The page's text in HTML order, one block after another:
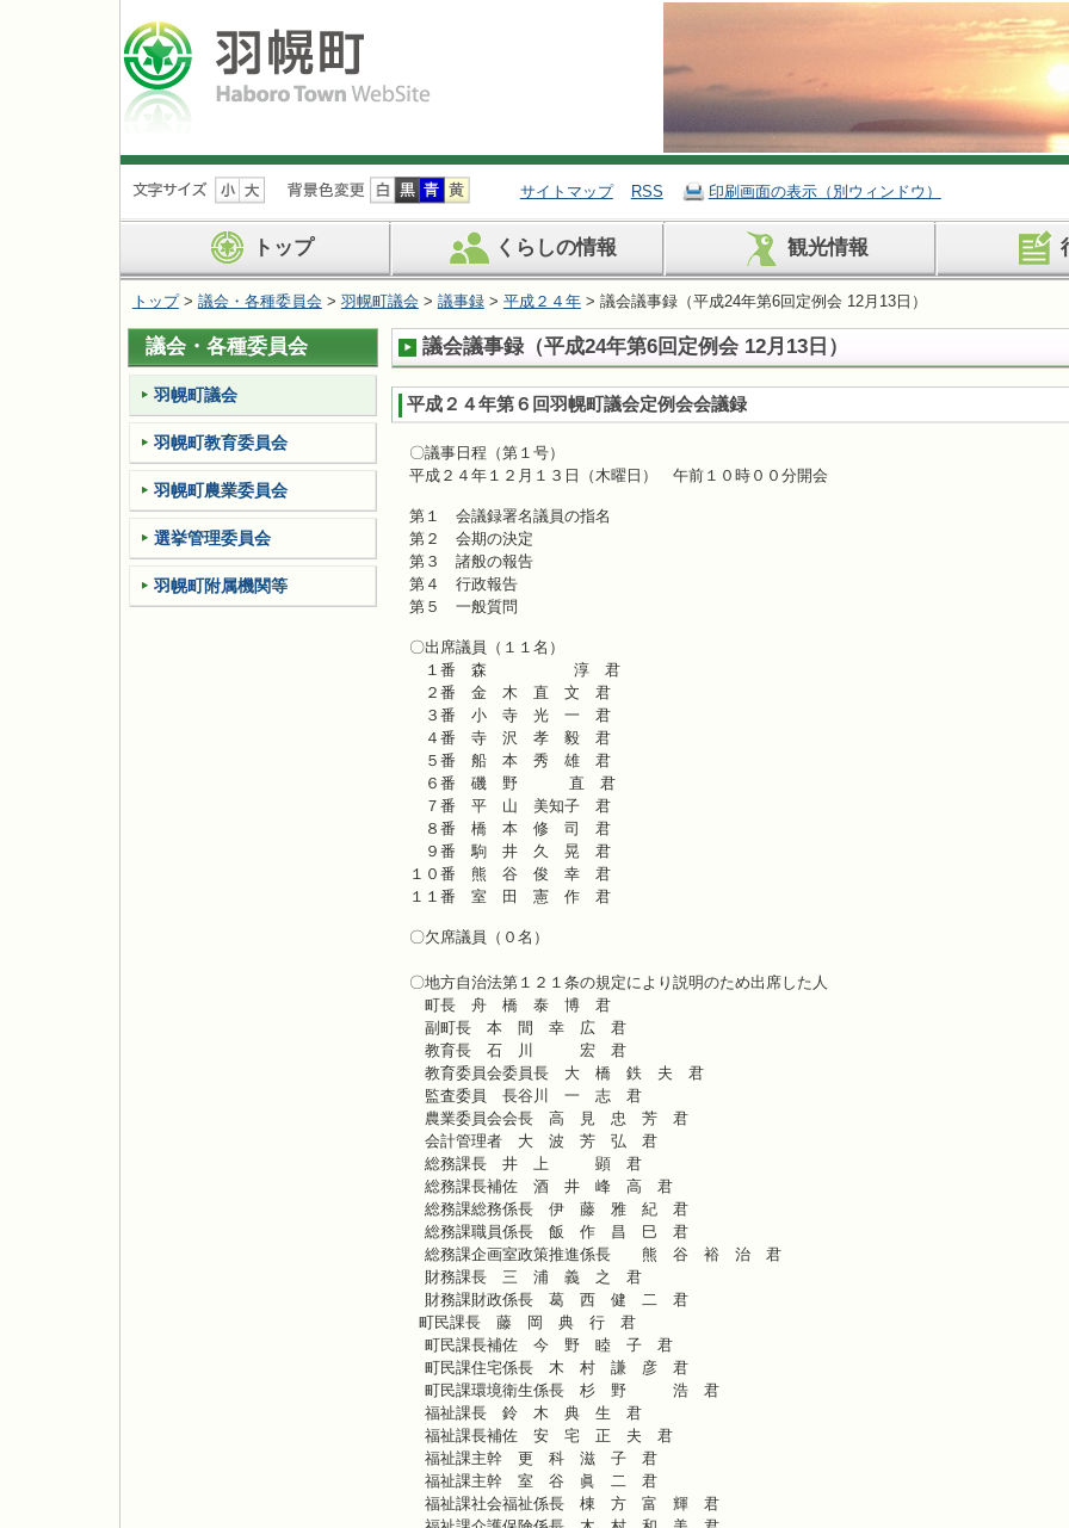
ナ
ビ
ョ
ン
を
飛
ば
す
サイトマップ RSS 印刷画面の表示（別ウィンドウ）
トップ くらしの情報 観光情報
トップ> 議会・各種委員会 > 羽幌町議会 > 議事録> 平成２４年> 議会議事録（平成24年第6回定例会 12月13日）
議会議事録（平成24年第6回定例会 12月13日）
平成２４年第６回羽幌町議会定例会会議録
〇議事日程（第１号）
平成２４年１２月１３日（木曜日） 午前１０時００分開会
第１ 会議録署名議員の指名
第２ 会期の決定
第３ 諸般の報告
第４ 行政報告
第５ 一般質問
〇出席議員（１１名）
１番 森 淳 君
２番 金 木 直 文 君
３番 小 寺 光 一 君
４番 寺 沢 孝 毅 君
５番 船 本 秀 雄 君
６番 磯 野 直 君
７番 平 山 美知子 君
８番 橋 本 修 司 君
９番 駒 井 久 晃 君
１０番 熊 谷 俊 幸 君
１１番 室 田 憲 作 君
〇欠席議員（０名）
〇地方自治法第１２１条の規定により説明のため出席した人
町長 舟 橋 泰 博 君
副町長 本 間 幸 広 君
教育長 石 川 宏 君
教育委員会委員長 大 橋 鉄 夫 君
監査委員 長谷川 一 志 君
農業委員会会長 高 見 忠 芳 君
会計管理者 大 波 芳 弘 君
総務課長 井 上 顕 君
総務課長補佐 酒 井 峰 高 君
総務課総務係長 伊 藤 雅 紀 君
総務課職員係長 飯 作 昌 巳 君
総務課企画室政策推進係長 熊 谷 裕 治 君
財務課長 三 浦 義 之 君
財務課財政係長 葛 西 健 二 君
町民課長 藤 岡 典 行 君
町民課長補佐 今 野 睦 子 君
町民課住宅係長 木 村 謙 彦 君
町民課環境衛生係長 杉 野 浩 君
福祉課長 鈴 木 典 生 君
福祉課長補佐 安 宅 正 夫 君
福祉課主幹 更 科 滋 子 君
福祉課主幹 室 谷 眞 二 君
福祉課社会福祉係長 棟 方 富 輝 君
議会・各種委員会
羽幌町議会
羽幌町教育委員会
羽幌町農業委員会
選挙管理委員会
羽幌町附属機関等